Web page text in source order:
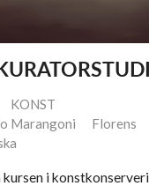
KONST
Marangoni
Florens
i